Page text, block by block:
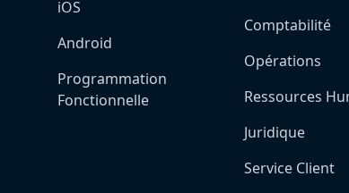
iOS
Android
Programmation
Fonctionnelle
Comptabilité
Opérations
Ressources
Juridique
Service Client